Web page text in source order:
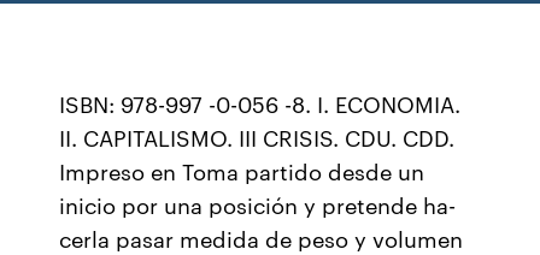
ISBN: 978-997 -0-056 -8. I. ECONOMIA.
II. CAPITALISMO. III CRISIS. CDU. CDD.
Impreso en Toma partido desde un
inicio por una posición y pretende ha-
cerla pasar medida de peso y volumen